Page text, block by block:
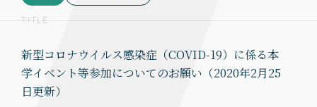
TITLE
新型コロナウイルス感染症（COVID-19）に係る本
学イベント等参加についてのお願い（2020年2月25
日更新）